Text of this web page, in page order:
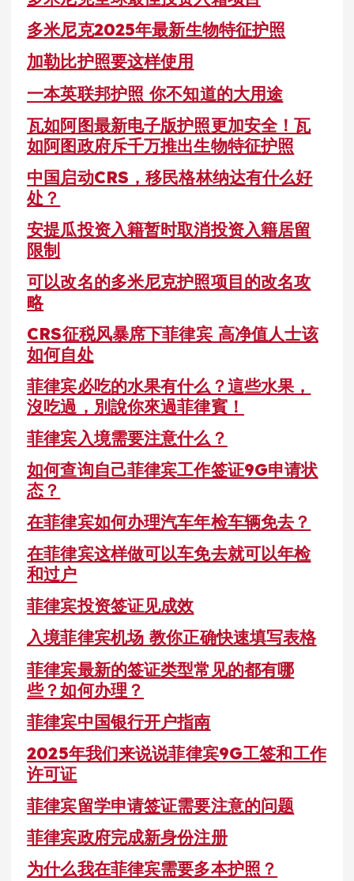
多米尼克2025年最新生物特征护照
加勒比护照要这样使用
一本英联邦护照 你不知道的大用途
瓦如阿图最新电子版护照更加安全！瓦
如阿图政府斥千万推出生物特征护照
中国启动CRS，移民格林纳达有什么好
处？
安提瓜投资入籍暂时取消投资入籍居留
限制
可以改名的多米尼克护照项目的改名攻
略
CRS征税风暴席下菲律宾 高净值人士该
如何自处
菲律宾必吃的水果有什么？這些水果，
沒吃過，別說你來過菲律賓！
菲律宾入境需要注意什么？
如何查询自己菲律宾工作签证9G申请状
态？
在菲律宾如何办理汽车年检车辆免去？
在菲律宾这样做可以车免去就可以年检
和过户
菲律宾投资签证见成效
入境菲律宾机场 教你正确快速填写表格
菲律宾最新的签证类型常见的都有哪
些？如何办理？
菲律宾中国银行开户指南
2025年我们来说说菲律宾9G工签和工作
许可证
菲律宾留学申请签证需要注意的问题
菲律宾政府完成新身份注册
为什么我在菲律宾需要多本护照？